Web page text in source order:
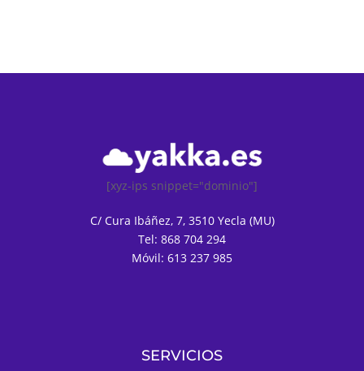
[xyz-ips snippet="dominio"]
C/ Cura Ibáñez, 7, 3510 Yecla (MU)
Tel: 868 704 294
Móvil: 613 237 985
SERVICIOS